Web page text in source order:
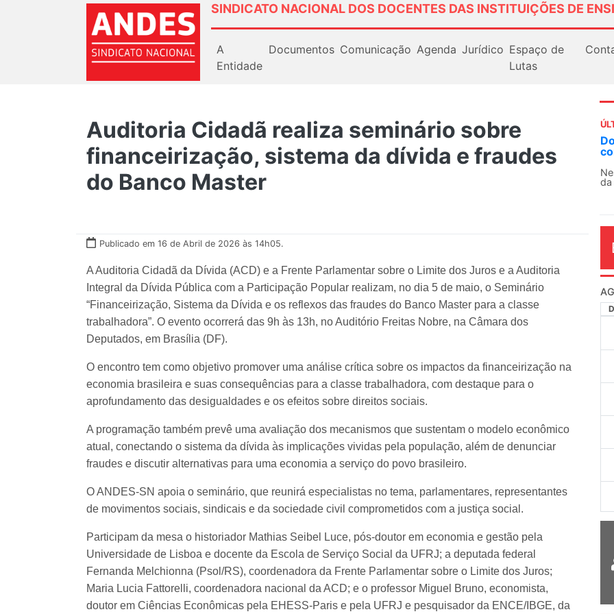
SINDICATO NACIONAL DOS DOCENTES DAS INSTITUIÇÕES DE
A
Entidade
Documentos Comunicação Agenda Jurídico Espaço de
Lutas
Auditoria Cidadã realiza seminário sobre
financeirização, sistema da dívida e fraudes
do Banco Master
Publicado em 16 de Abril de 2026 às 14h05.
A Auditoria Cidadã da Dívida (ACD) e a Frente Parlamentar sobre o Limite dos Juros e a Auditoria
Integral da Dívida Pública com a Participação Popular realizam, no dia 5 de maio, o Seminário
“Financeirização, Sistema da Dívida e os reflexos das fraudes do Banco Master para a classe
trabalhadora”. O evento ocorrerá das 9h às 13h, no Auditório Freitas Nobre, na Câmara dos
Deputados, em Brasília (DF).
O encontro tem como objetivo promover uma análise crítica sobre os impactos da financeirização na
economia brasileira e suas consequências para a classe trabalhadora, com destaque para o
aprofundamento das desigualdades e os efeitos sobre direitos sociais.
A programação também prevê uma avaliação dos mecanismos que sustentam o modelo econômico
atual, conectando o sistema da dívida às implicações vividas pela população, além de denunciar
fraudes e discutir alternativas para uma economia a serviço do povo brasileiro.
O ANDES-SN apoia o seminário, que reunirá especialistas no tema, parlamentares, representantes
de movimentos sociais, sindicais e da sociedade civil comprometidos com a justiça social.
Participam da mesa o historiador Mathias Seibel Luce, pós-doutor em economia e gestão pela
Universidade de Lisboa e docente da Escola de Serviço Social da UFRJ; a deputada federal
Fernanda Melchionna (Psol/RS), coordenadora da Frente Parlamentar sobre o Limite dos Juros;
Maria Lucia Fattorelli, coordenadora nacional da ACD; e o professor Miguel Bruno, economista,
doutor em Ciências Econômicas pela EHESS-Paris e pela UFRJ e pesquisador da ENCE/IBGE, da
Docentes paralisam
contra as políticas
Nessa segunda-feira
da educação superior e